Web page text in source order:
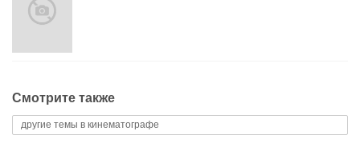
Смотрите также
другие темы в кинематографе